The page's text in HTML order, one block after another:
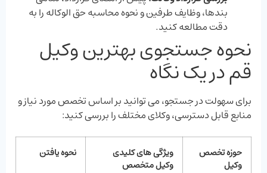
بندها، وظایف طرفین و نحوه محاسبه حق ‌الوکاله را به
دقت مطالعه کنید.
نحوه جستجوی بهترین وکیل
قم در یک نگاه
برای سهولت در جستجو، می‌ توانید بر اساس تخصص مورد نیاز و
منابع قابل دسترسی، وکلای مختلف را بررسی کنید:
حوزه تخصص
وکیل
ویژگی‌ های کلیدی
وکیل متخصص
نحوه یافتن